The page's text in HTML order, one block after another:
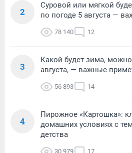
2
Суровой или мягкой
по погоде 5 августа —
78 140 12
3
Какой будет зима,
августа, — важные
56 893 14
4
Пирожное «Картошка»:
домашних условиях с
детства
30 979 17